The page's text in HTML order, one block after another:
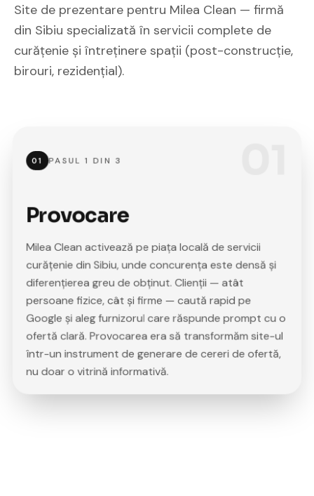
Site de prezentare pentru Milea Clean — firmă
din Sibiu specializată în servicii complete de
curățenie și întreținere spații (post-construcție,
birouri, rezidențial).
01 PASUL1 DIN 3
Provocare
Milea Clean activează pe piața locală de servicii
curățenie din Sibiu, unde concurența este densă și
diferențierea greu de obținut. Clienții — atât
persoane fizice, cât și firme — caută rapid pe
Google și aleg furnizorul care răspunde prompt cu o
ofertă clară. Provocarea era să transformăm site-ul
într-un instrument de generare de cereri de ofertă,
nu doar o vitrină informativă.